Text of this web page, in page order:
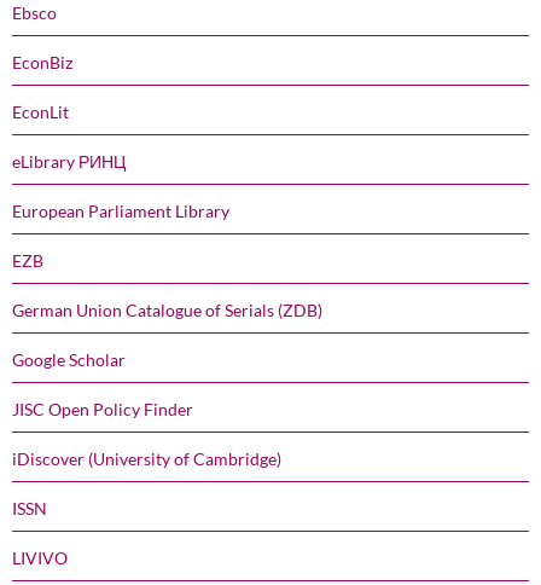
Ebsco
EconBiz
EconLit
eLibrary РИНЦ
European Parliament Library
EZB
German Union Catalogue of Serials (ZDB)
Google Scholar
JISC Open Policy Finder
iDiscover (University of Cambridge)
ISSN
LIVIVO